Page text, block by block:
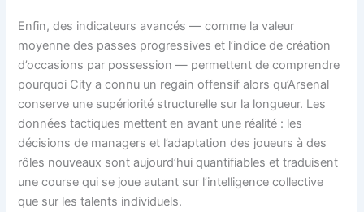
Enfin, des indicateurs avancés — comme la valeur
moyenne des passes progressives et l’indice de création
d’occasions par possession — permettent de comprendre
pourquoi City a connu un regain offensif alors qu’Arsenal
conserve une supériorité structurelle sur la longueur. Les
données tactiques mettent en avant une réalité : les
décisions de managers et l’adaptation des joueurs à des
rôles nouveaux sont aujourd’hui quantifiables et traduisent
une course qui se joue autant sur l’intelligence collective
que sur les talents individuels.